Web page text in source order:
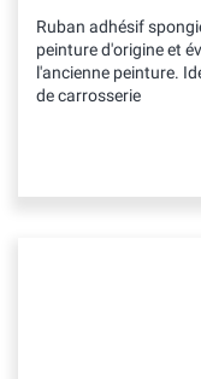
Ruban adhésif
peinture d'origine et
l'ancienne peinture.
de carrosserie